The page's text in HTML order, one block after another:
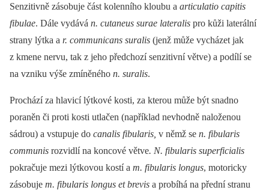
Senzitivně zásobuje část kolenního kloubu a articulatio capitis
fibulae. Dále vydává n. cutaneus surae lateralis pro kůži laterální
strany lýtka a r. communicans suralis (jenž může vycházet jak
z kmene nervu, tak z jeho předchozí senzitivní větve) a podílí se
na vzniku výše zmíněného n. suralis.
Prochází za hlavicí lýtkové kosti, za kterou může být snadno
poraněn či proti kosti utlačen (například nevhodně naloženou
sádrou) a vstupuje do canalis fibularis, v němž se n. fibularis
communis rozvidlí na koncové větve. N. fibularis superficialis
pokračuje mezi lýtkovou kostí a m. fibularis longus, motoricky
zásobuje m. fibularis longus et brevis a probíhá na přední stranu